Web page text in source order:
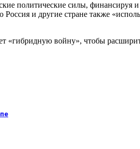
политические силы,
и другие стране также
«гибридную войну», чтобы